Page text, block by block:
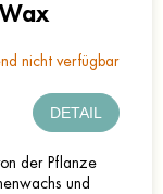
nicht verfügbar
DETAIL
der Pflanze
und